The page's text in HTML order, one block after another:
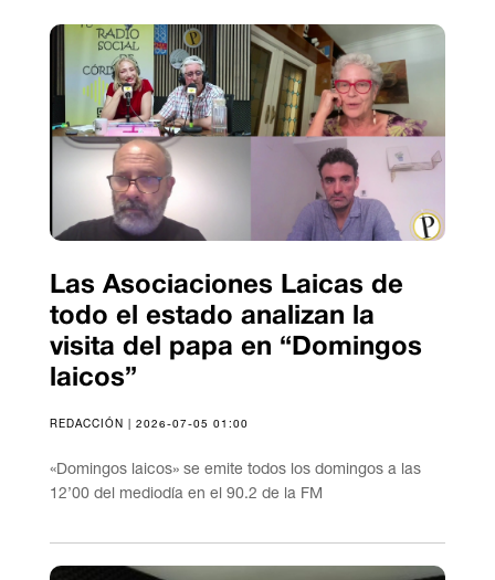
Las Asociaciones Laicas de
todo el estado analizan la
visita del papa en “Domingos
laicos”
REDACCIÓN | 2026-07-05 01:00
«Domingos laicos» se emite todos los domingos a las
12’00 del mediodía en el 90.2 de la FM